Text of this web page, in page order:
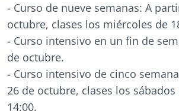
- Curso de nueve semanas: A
octubre, clases los miércoles de
- Curso intensivo en un fin de
de octubre.
- Curso intensivo de cinco
26 de octubre, clases los sábados
14:00.